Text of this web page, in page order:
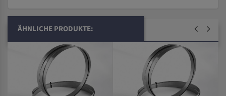
ÄHNLICHE PRODUKTE: